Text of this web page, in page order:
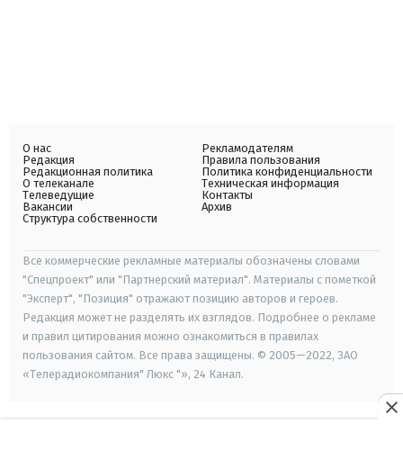
О нас
Редакция
Редакционная политика
О телеканале
Телеведущие
Вакансии
Структура собственности
Рекламодателям
Правила пользования
Политика конфиденциальности
Техническая информация
Контакты
Архив
Все коммерческие рекламные материалы обозначены словами
"Спецпроект" или "Партнерский материал". Материалы с пометкой
"Эксперт", "Позиция" отражают позицию авторов и героев.
Редакция может не разделять их взглядов. Подробнее о рекламе
и правил цитирования можно ознакомиться в правилах
пользования сайтом. Все права защищены. © 2005—2022, ЗАО
«Телерадиокомпания" Люкс "», 24 Канал.